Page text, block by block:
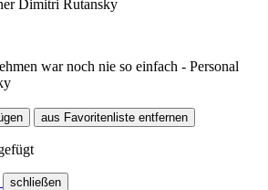
aus Favoritenliste entfernen
schließen